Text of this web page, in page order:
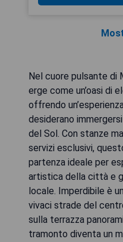
Nel cuore pulsante di
erge come un’oasi di
offrendo
desiderano
del Sol. Con stanze
servizi esclusivi,
partenza ideale per
artistica della città e
locale. Imperdibile è
vivaci strade del
sulla terrazza
tramonto diventa un